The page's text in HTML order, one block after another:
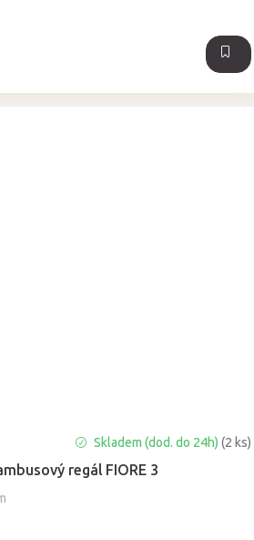
regál FIORE 3
Skladem (dod. do 24h) (2 ks)